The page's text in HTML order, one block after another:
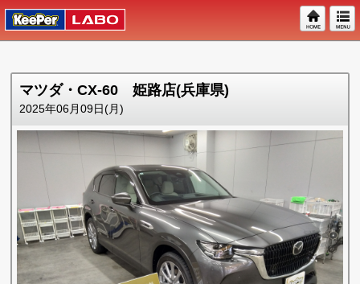
マツダ・CX-60 姫路店(兵庫県)
2025年06月09日(月)